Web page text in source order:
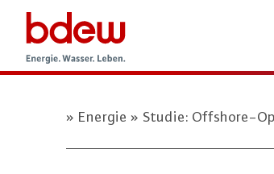
Energie Studie: Offshore-